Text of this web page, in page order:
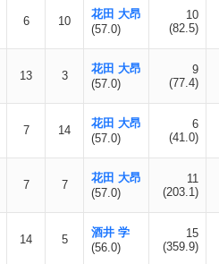
6 10
花田 大昂
(57.0)
10
(82.5)
13 3
花田 大昂
(57.0)
9
(77.4)
7 14
花田 大昂
(57.0)
6
(41.0)
7 7
花田 大昂
(57.0)
11
(203.1)
14 5
酒井 学
(56.0)
15
(359.9)